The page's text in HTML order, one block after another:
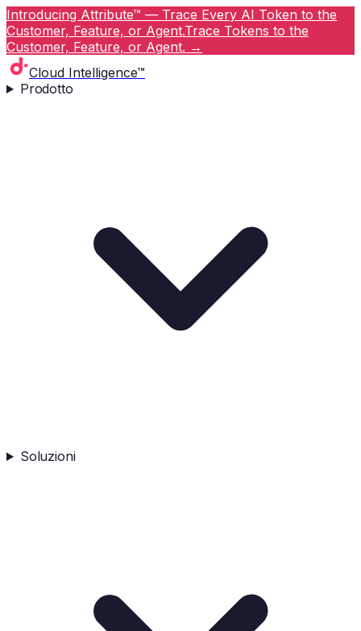
Introducing Attribute™ — Trace Every AI Token to the
Customer, Feature, or Agent.Trace Tokens to the
Customer, Feature, or Agent. →
Cloud Intelligence™
Prodotto
Soluzioni